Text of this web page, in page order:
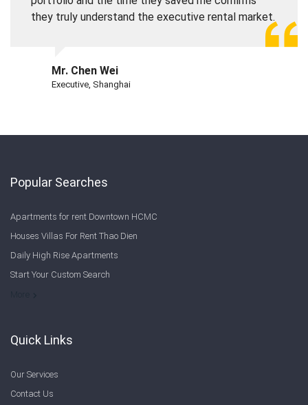
they truly understand the executive rental market.
Mr. Chen Wei
Executive, Shanghai
Popular Searches
Apartments for rent Downtown HCMC
Houses Villas For Rent Thao Dien
Daily High Rise Apartments
Start Your Custom Search
Quick Links
Our Services
Contact Us